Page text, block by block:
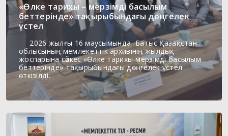
«Өлке тарихы – мерзімді басылым
беттерінде» тақырыбындағы дөңгелек
үстел
2026 жылғы 16 маусымында Батыс Қазақстан
облысының мемлекеттік архивінің жылдық
жоспарына сәйкес «Өлке тарихы-мерзімді басылым
беттерінде» тақырыбындағы дөңгелек үстел
өткізілді.